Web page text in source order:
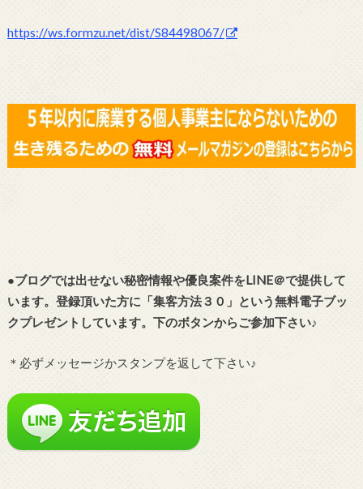
https://ws.formzu.net/dist/S84498067/
●ブログでは出せない秘密情報や優良案件をLINE＠で提供して
います。登録頂いた方に「集客方法３０」という無料電子ブッ
クプレゼントしています。下のボタンからご参加下さい♪
＊必ずメッセージかスタンプを返して下さい♪